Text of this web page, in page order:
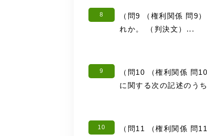
8
（問9 （権利関係 問9
れか。 （判決文）...
9
（問10 （権利関係 問
に関する次の記述のう
10
（問11 （権利関係 問